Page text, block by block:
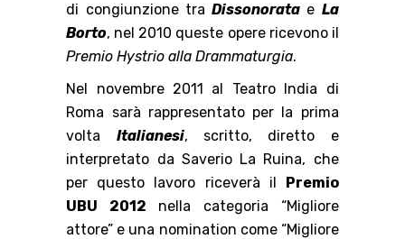
di congiunzione traDissonorata e La
Borto, nel 2010 queste opere ricevono il
Premio Hystrio alla Drammaturgia.
Nel novembre 2011 al Teatro India di
Roma sarà rappresentato per la prima
volta Italianesi, scritto, diretto e
interpretato da Saverio La Ruina, che
per questo lavoro riceverà il Premio
UBU 2012 nella categoria “Migliore
attore” e una nomination come “Migliore